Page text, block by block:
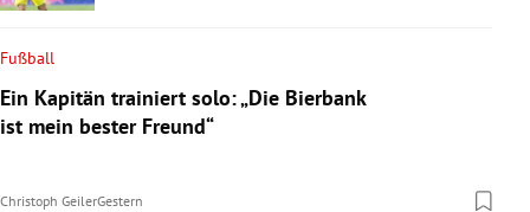
Fußball
Ein Kapitän trainiert solo: „Die Bierbank
ist mein bester Freund“
Christoph GeilerGestern